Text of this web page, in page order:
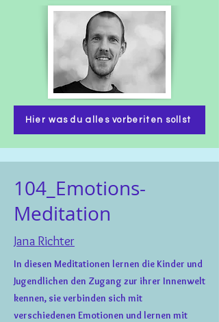
Hier was du alles vorberiten sollst
104_Emotions-
Meditation
Jana Richter
In diesen Meditationen lernen die Kinder und
Jugendlichen den Zugang zur ihrer Innenwelt
kennen, sie verbinden sich mit
verschiedenen Emotionen und lernen mit